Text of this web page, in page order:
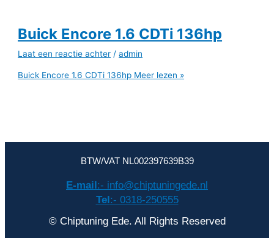
Buick Encore 1.6 CDTi 136hp
Laat een reactie achter /admin
Buick Encore 1.6 CDTi 136hp Meer lezen »
BTW/VAT NL002397639B39
E-mail:- info@chiptuningede.nl
Tel:- 0318-250555
© Chiptuning Ede. All Rights Reserved